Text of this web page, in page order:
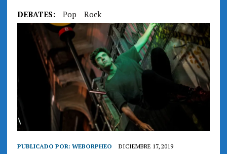
DEBATES: Pop Rock
PUBLICADO POR: WEBORPHEO DICIEMBRE 17, 2019